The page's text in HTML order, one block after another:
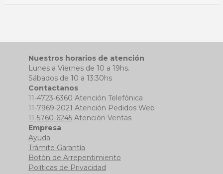
Nuestros horarios de atención
Lunes a Viernes de 10 a 19hs.
Sábados de 10 a 13:30hs
Contactanos
11-4723-6360 Atención Telefónica
11-7969-2021 Atención Pedidos Web
11-5760-6245Atención Ventas
Empresa
Ayuda
Trámite Garantía
Botón de Arrepentimiento
Políticas de Privacidad